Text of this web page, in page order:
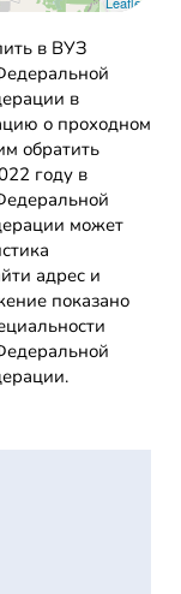
в ВУЗ
в
о проходном
обратить
году в
может
адрес и
показано